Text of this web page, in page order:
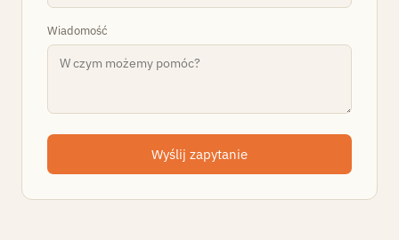
Wiadomość
Wyślij zapytanie